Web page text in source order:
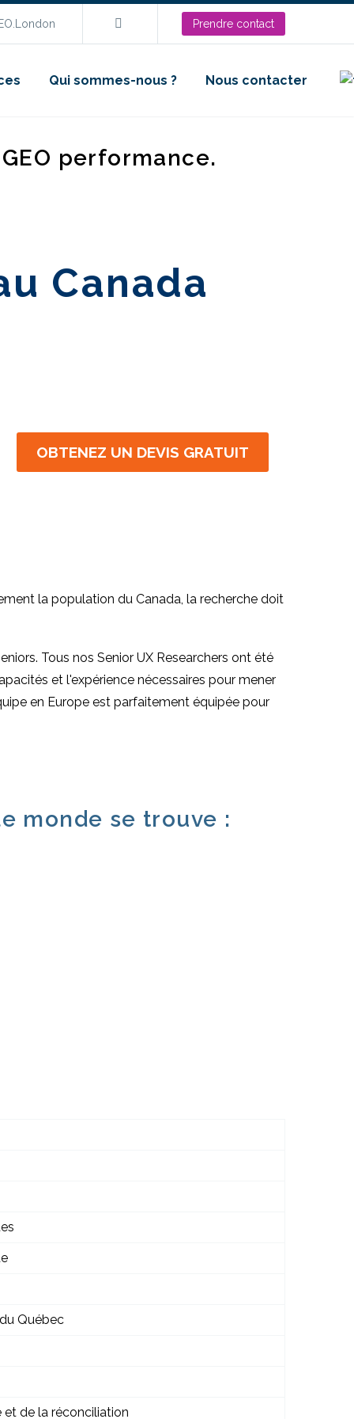
Prendre contact
Qui sommes-nous ? Nous contacter
performance.
Canada
OBTENEZ UN DEVIS GRATUIT
la population du Canada, la recherche doit
Tous nos Senior UX Researchers ont été
et l'expérience nécessaires pour mener
en Europe est parfaitement équipée pour
monde se trouve :
Québec
et de la réconciliation